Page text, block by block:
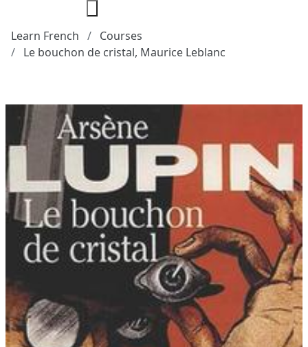
Learn French
Courses
Le bouchon de cristal, Maurice Leblanc